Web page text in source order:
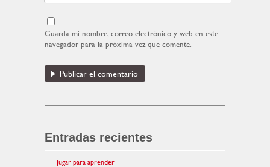
Guarda mi nombre, correo electrónico y web en este
navegador para la próxima vez que comente.
Entradas recientes
Jugar para aprender